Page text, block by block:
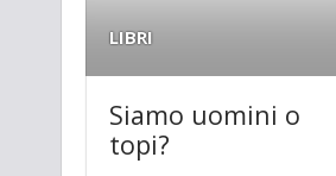
LIBRI
Siamo uomini o
topi?